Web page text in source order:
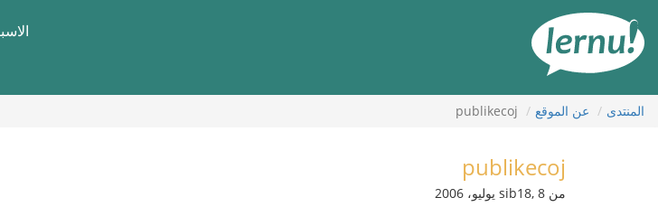
المحتويات
المنتدى عن الموقع publikecoj
publikecoj
من sib18, 8 يوليو، 2006